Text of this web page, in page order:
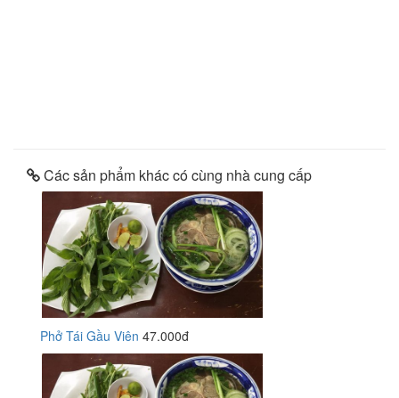
Các sản phẩm khác có cùng nhà cung cấp
Phở Tái Gầu Viên 47.000đ